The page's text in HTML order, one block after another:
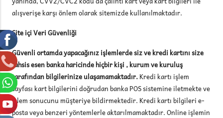
alışverişe karşı önlem olarak sitemizde kullanılmaktadır.
Site içi Veri Güvenliği
Güvenli ortamda yapacağınız işlemlerde siz ve kredi kartını size
tahsis esen banka haricinde hiçbir kişi , kurum ve kuruluş
tarafından bilgilerinize ulaşamamaktadır.Kredi kartı işlem
sayfası kart bilgilerini doğrudan banka POS sistemine iletmekte ve
işlem sonucunu müşteriye bildirmektedir. Kredi kartı bilgileri e-
posta veya benzeri yöntemlerle aktarılmamaktadır. Online işlemin